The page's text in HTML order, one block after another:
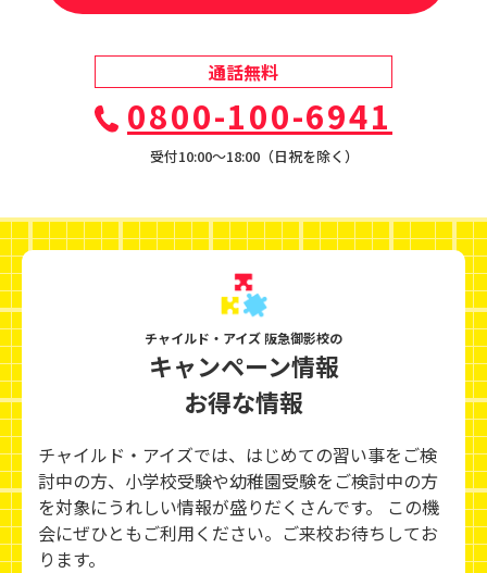
通話無料
0800-100-6941
受付10:00〜18:00（日祝を除く）
チャイルド・アイズ 阪急御影校の
キャンペーン情報
お得な情報
チャイルド・アイズでは、はじめての習い事をご検
討中の方、小学校受験や幼稚園受験をご検討中の方
を対象にうれしい情報が盛りだくさんです。 この機
会にぜひともご利用ください。ご来校お待ちしてお
ります。